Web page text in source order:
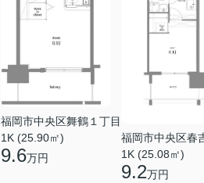
福岡市中央区舞鶴１丁目
1K (25.90㎡)
9.6万円
福岡市中央区春
1K (25.08㎡)
9.2万円